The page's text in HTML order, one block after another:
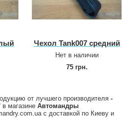
от лучшего производителя -
в магазине Автомандры
с доставкой по Киеву и
Чехол Tank007 средний
Нет в наличии
75 грн.